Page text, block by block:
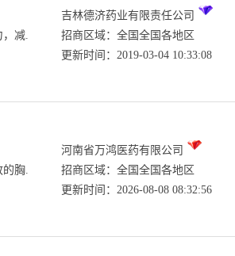
，减.
吉林德济药业有限责任公司
招商区域：全国全国各地区
更新时间：2019-03-04 10:33:08
的胸.
河南省万鸿医药有限公司
招商区域：全国全国各地区
更新时间：2026-08-08 08:32:56